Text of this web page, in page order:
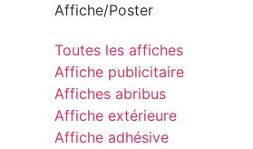
Affiche/Poster
Toutes les affiches
Affiche publicitaire
Affiches abribus
Affiche extérieure
Affiche adhésive